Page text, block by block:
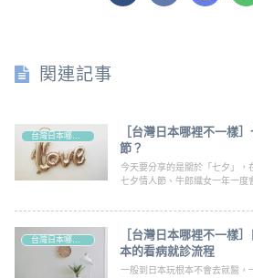
関連記事
［台灣日本哪裡不一樣
節？
今天要分享的是關於「七夕」，
七夕情人節、牛郎織女一年一度
［台灣日本哪裡不一樣
本的看病就診流程
一般到日本玩根本不會去就醫，